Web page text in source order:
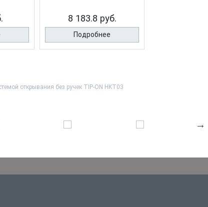
8 183.8 руб.
Подробнее
открывания без ручек TIP-ON HKT03